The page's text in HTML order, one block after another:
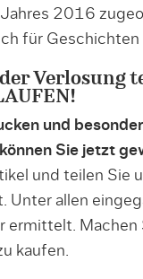
2016
für Geschichten
Verlosung
und
Sie jetzt
und teilen Sie
Unter allen
ermittelt. Machen
kaufen.